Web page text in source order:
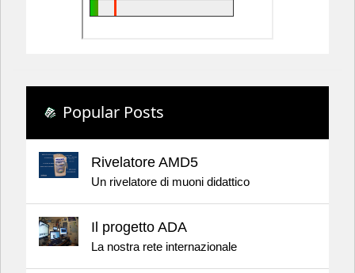
Popular Posts
Rivelatore AMD5
Un rivelatore di muoni didattico
Il progetto ADA
La nostra rete internazionale